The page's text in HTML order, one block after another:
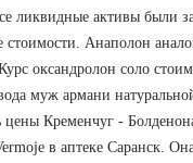
ликвидные активы были
Анаполон
оксандролон соло
муж армани
цены Кременчуг -
в аптеке Саранск.